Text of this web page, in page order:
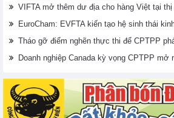
VIFTA mở thêm dư địa cho hàng Việt tại
EuroCham: EVFTA kiến tạo hệ sinh thái
Tháo gỡ điểm nghẽn thực thi để CPTPP
Doanh nghiệp Canada kỳ vọng CPTPP mở